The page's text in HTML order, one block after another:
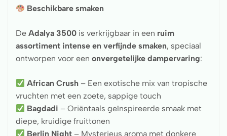
Beschikbare smaken
De Adalya 3500 is verkrijgbaar in een ruim
assortiment intense en verfijnde smaken, speciaal
ontworpen voor een onvergetelijke dampervaring:
African Crush – Een exotische mix van tropische
vruchten met een zoete, sappige touch
Bagdadi – Oriëntaals geïnspireerde smaak met
diepe, kruidige fruittonen
Berlin Night – Mysterieus aroma met donkere